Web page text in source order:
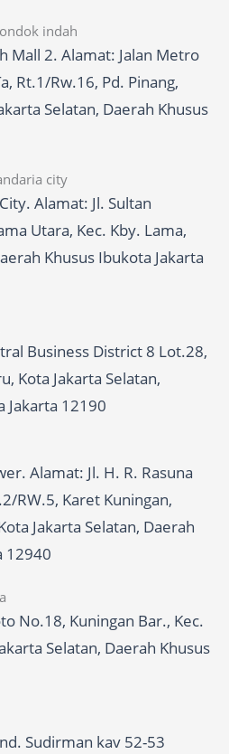
indah
Mall 2. Alamat: Jalan Metro
Rt.1/Rw.16, Pd. Pinang,
Selatan, Daerah Khusus
city
Alamat: Jl. Sultan
Utara, Kec. Kby. Lama,
Khusus Ibukota Jakarta
Business District 8 Lot.28,
Kota Jakarta Selatan,
Jakarta 12190
Alamat: Jl. H. R. Rasuna
RW.5, Karet Kuningan,
Jakarta Selatan, Daerah
12940
No.18, Kuningan Bar., Kec.
Selatan, Daerah Khusus
Sudirman kav 52-53